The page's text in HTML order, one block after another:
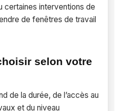
certaines interventions de
de fenêtres de travail
selon votre
de la durée, de l’accès au
et du niveau